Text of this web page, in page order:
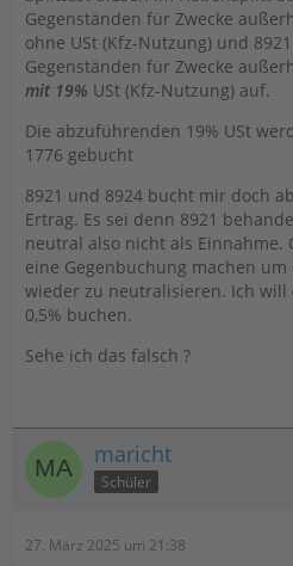
Gegenständen für Zwecke
ohne USt (Kfz-Nutzung) und
Gegenständen für Zwecke
mit 19% USt (Kfz-Nutzung) auf.
Die abzuführenden 19% USt
1776 gebucht
8921 und 8924 bucht mir doch
Ertrag. Es sei denn 8921
neutral also nicht als Einnahme.
eine Gegenbuchung machen
wieder zu neutralisieren. Ich
0,5% buchen.
Sehe ich das falsch ?
maricht
Schüler
27. März 2025 um 21:38